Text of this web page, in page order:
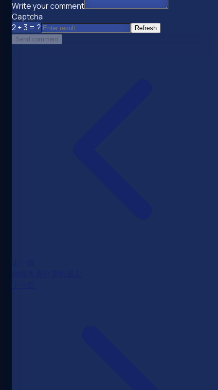
Write your comment
Captcha
2 + 3 = ?
Refresh
Send comment